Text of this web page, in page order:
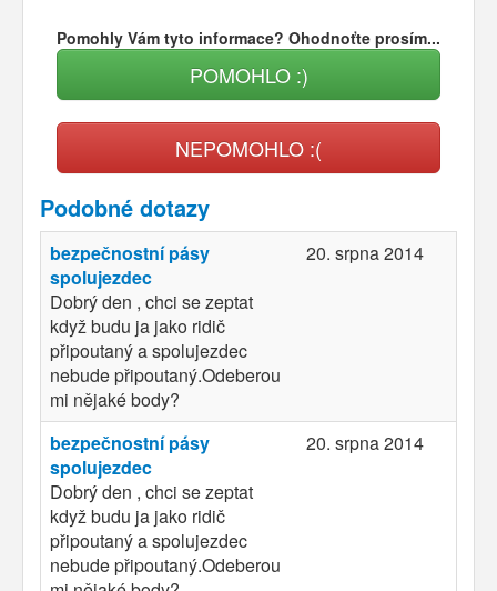
Pomohly Vám tyto informace? Ohodnoťte prosím...
POMOHLO :)
NEPOMOHLO :(
Podobné dotazy
bezpečnostní pásy
spolujezdec
Dobrý den , chci se zeptat
když budu ja jako ridič
připoutaný a spolujezdec
nebude připoutaný.Odeberou
mi nějaké body?
20. srpna 2014
bezpečnostní pásy
spolujezdec
Dobrý den , chci se zeptat
když budu ja jako ridič
připoutaný a spolujezdec
nebude připoutaný.Odeberou
20. srpna 2014